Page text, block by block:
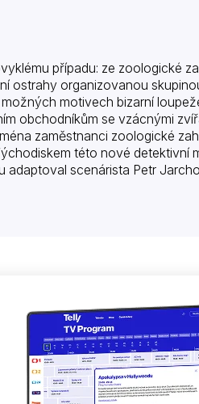
případu: ze zoologické
ostrahy organizovanou
motivech bizarní
obchodníkům se vzácnými
zaměstnanci zoologické
této nové detektivní
adaptoval scenárista Petr